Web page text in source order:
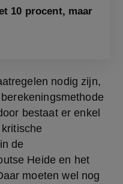
10 procent, maar
nodig zijn,
bestaat er enkel
de
Heide en het
moeten wel nog